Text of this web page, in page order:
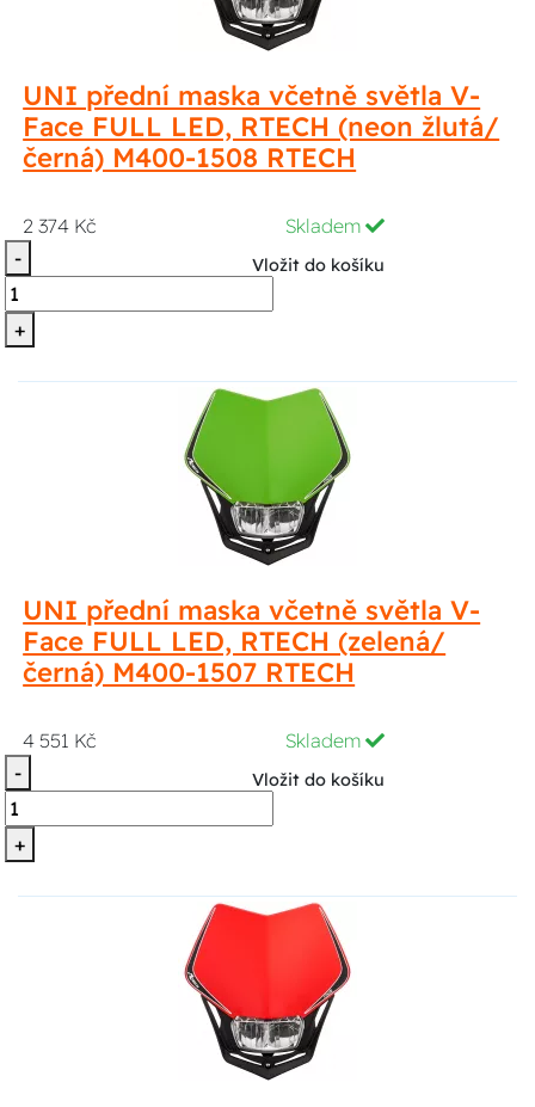
UNI přední maska včetně světla V-
Face FULL LED, RTECH (neon žlutá/
černá) M400-1508 RTECH
2 374 Kč
Skladem
-
+
Vložit do košíku
UNI přední maska včetně světla V-
Face FULL LED, RTECH (zelená/
černá) M400-1507 RTECH
4 551 Kč
Skladem
-
+
Vložit do košíku